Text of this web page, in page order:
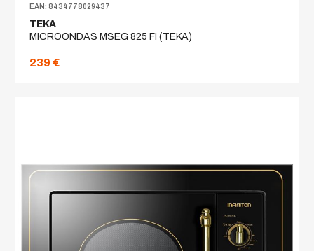
EAN: 8434778029437
TEKA
MICROONDAS MSEG 825 FI (TEKA)
239 €